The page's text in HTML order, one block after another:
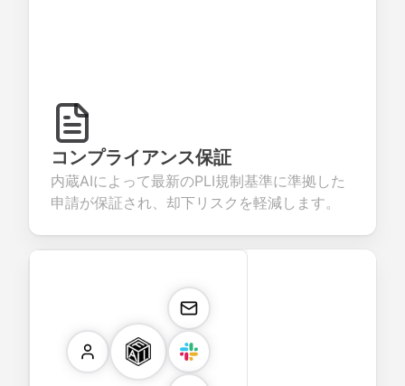
コンプライアンス保証
内蔵AIによって最新のPLI規制基準に準拠した
申請が保証され、却下リスクを軽減します。